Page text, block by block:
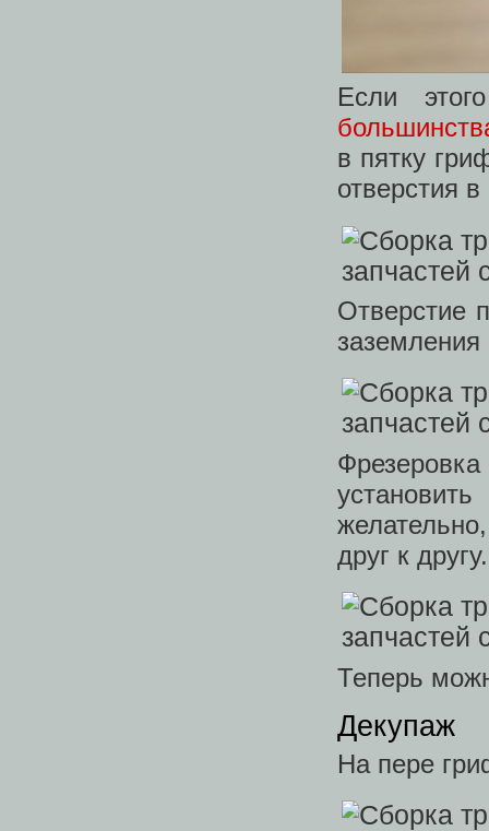
Если
в пятку
отверстия
Отверстие
друг к другу.
Теперь
Декупаж
На пере